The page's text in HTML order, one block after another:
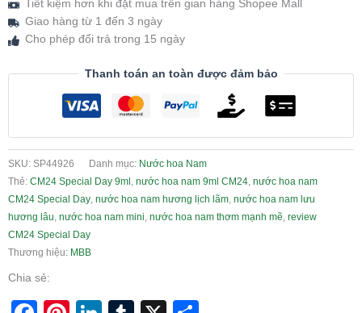
Tiết kiệm hơn khi đặt mua trên gian hàng Shopee Mall
Giao hàng từ 1 đến 3 ngày
Cho phép đổi trả trong 15 ngày
Thanh toán an toàn được đảm bảo
SKU: SP44926 Danh mục: Nước hoa Nam
Thẻ: CM24 Special Day 9ml , nước hoa nam 9ml CM24, nước hoa nam
CM24 Special Day, nước hoa nam hương lịch lãm, nước hoa nam lưu
hương lâu, nước hoa nam mini, nước hoa nam thơm mạnh mẽ, review
CM24 Special Day
Thương hiệu: MBB
Chia sẻ: